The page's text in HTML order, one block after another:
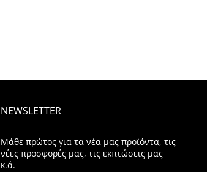
NEWSLETTER
Μάθε πρώτος για τα νέα μας προϊόντα, τις
νέες προσφορές μας, τις εκπτώσεις μας
κ.ά.